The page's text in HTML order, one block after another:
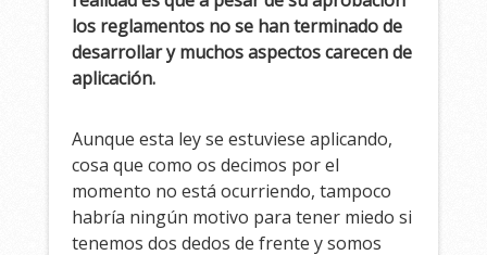
los reglamentos no se han terminado de
desarrollar y muchos aspectos carecen de
aplicación.
Aunque esta ley se estuviese aplicando,
cosa que como os decimos por el
momento no está ocurriendo, tampoco
habría ningún motivo para tener miedo si
tenemos dos dedos de frente y somos